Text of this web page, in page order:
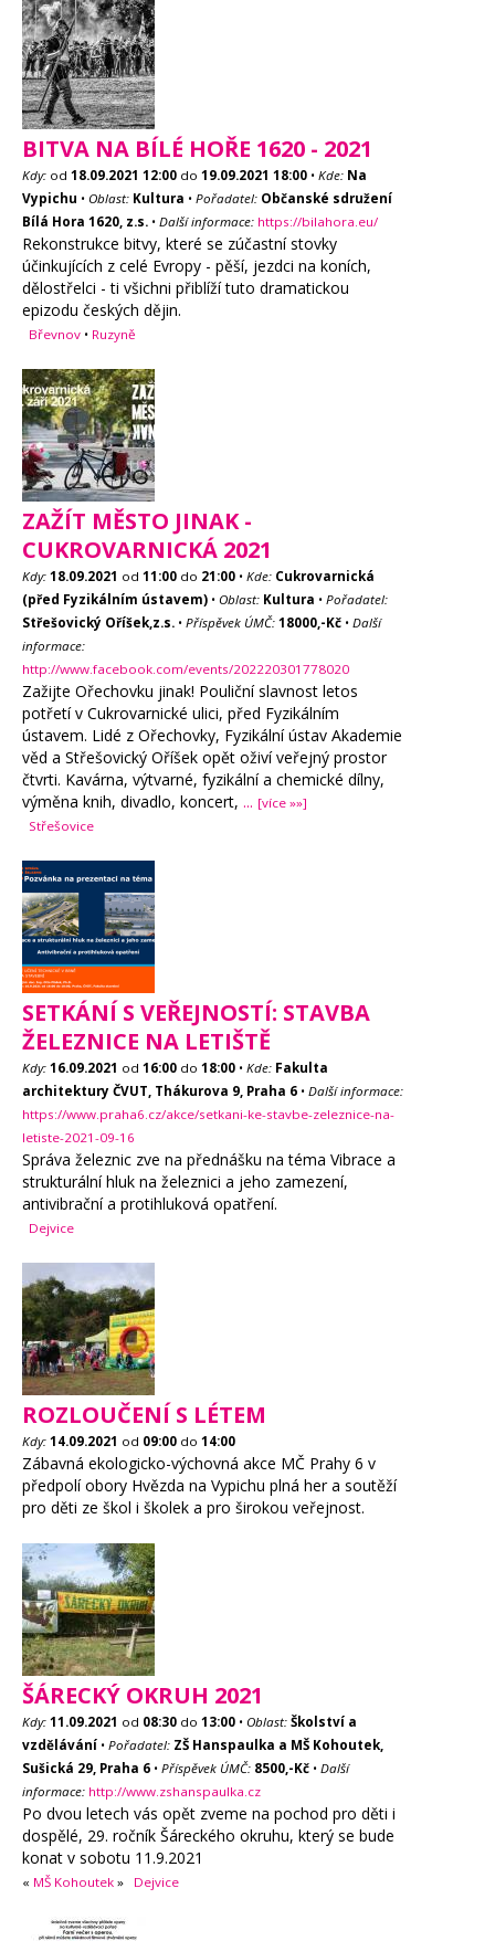
BITVA NA BÍLÉ HOŘE 1620 - 2021
Kdy: od 18.09.2021 12:00 do 19.09.2021 18:00 • Kde: Na
Vypichu • Oblast: Kultura • Pořadatel: Občanské sdružení
Bílá Hora 1620, z.s. • Další informace: https://bilahora.eu/
Rekonstrukce bitvy, které se zúčastní stovky
účinkujících z celé Evropy - pěší, jezdci na koních,
dělostřelci - ti všichni přiblíží tuto dramatickou
epizodu českých dějin.
Břevnov • Ruzyně
ZAŽÍT MĚSTO JINAK -
CUKROVARNICKÁ 2021
Kdy: 18.09.2021 od 11:00 do 21:00 • Kde: Cukrovarnická
(před Fyzikálním ústavem) • Oblast: Kultura • Pořadatel:
Střešovický Oříšek,z.s. • Příspěvek ÚMČ: 18000,-Kč • Další
informace:
http://www.facebook.com/events/202220301778020
Zažijte Ořechovku jinak! Pouliční slavnost letos
potřetí v Cukrovarnické ulici, před Fyzikálním
ústavem. Lidé z Ořechovky, Fyzikální ústav Akademie
věd a Střešovický Oříšek opět oživí veřejný prostor
čtvrti. Kavárna, výtvarné, fyzikální a chemické dílny,
výměna knih, divadlo, koncert, ... [více »»]
Střešovice
SETKÁNÍ S VEŘEJNOSTÍ: STAVBA
ŽELEZNICE NA LETIŠTĚ
Kdy: 16.09.2021 od 16:00 do 18:00 • Kde: Fakulta
architektury ČVUT, Thákurova 9, Praha 6 • Další informace:
https://www.praha6.cz/akce/setkani-ke-stavbe-zeleznice-na-
letiste-2021-09-16
Správa železnic zve na přednášku na téma Vibrace a
strukturální hluk na železnici a jeho zamezení,
antivibrační a protihluková opatření.
Dejvice
ROZLOUČENÍ S LÉTEM
Kdy: 14.09.2021 od 09:00 do 14:00
Zábavná ekologicko-výchovná akce MČ Prahy 6 v
předpolí obory Hvězda na Vypichu plná her a soutěží
pro děti ze škol i školek a pro širokou veřejnost.
ŠÁRECKÝ OKRUH 2021
Kdy: 11.09.2021 od 08:30 do 13:00 • Oblast: Školství a
vzdělávání • Pořadatel: ZŠ Hanspaulka a MŠ Kohoutek,
Sušická 29, Praha 6 • Příspěvek ÚMČ: 8500,-Kč • Další
informace: http://www.zshanspaulka.cz
Po dvou letech vás opět zveme na pochod pro děti i
dospělé, 29. ročník Šáreckého okruhu, který se bude
konat v sobotu 11.9.2021
« MŠ Kohoutek » Dejvice